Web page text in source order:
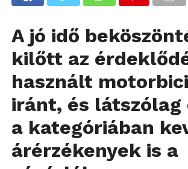
A jó idő
kilőtt az
használt
iránt, és látszólag
a kategóriában
árérzékenyek is a